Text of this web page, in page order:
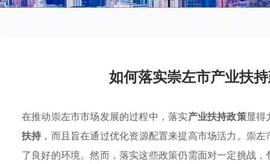
如何落实崇左市产业扶
在推动崇左市市场发展的过程中，落实产业扶持政策显得
扶持 ，而且旨在通过优化资源配置来提高市场活力。崇
了良好的环境。然而，落实这些政策仍需面对一定挑战